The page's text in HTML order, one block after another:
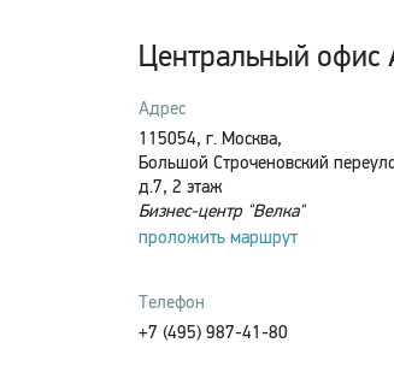
Центральный офис
Адрес
115054, г. Москва,
Большой Строченовский
д.7, 2 этаж
Бизнес-центр "Велка"
проложить маршрут
Телефон
+7 (495) 987-41-80